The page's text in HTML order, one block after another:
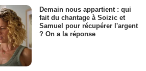
Demain nous appartient : qui
fait du chantage à Soizic et
Samuel pour récupérer l'argent
? On a la réponse